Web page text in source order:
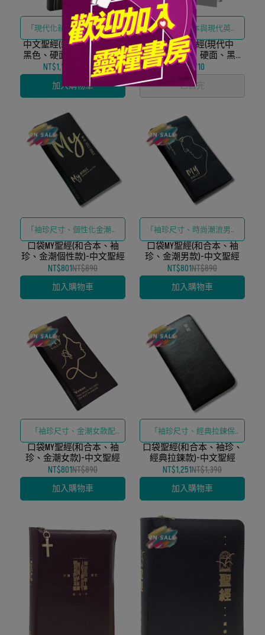
「現代化新譯本翻譯、大型
易讀字體、經典耐用硬面設
中文聖經(新譯本、大型、
黑色、硬面、精裝、白邊)
NT$1,125
NT$1,250
加入購物車
「現代中文譯本與現代英文
譯本 (TEV) 對照、中型易攜尺
寸、經典黑色硬面」
中英對照聖經(現代中
文/TEV、中型、硬面、黑色
硬面白邊)
NT$710
已售完
「袖珍尺寸、個性化金潮設
計、和合本經文」
口袋MY聖經(和合本、袖
珍、金潮個性款)-中文聖經
NT$801NT$890
加入購物車
「袖珍尺寸、時尚潮流男士
配色、和合本經文」
口袋MY聖經(和合本、袖
珍、金潮男款)-中文聖經
NT$801NT$890
加入購物車
「袖珍尺寸、金潮女款配
色、和合本經文」
口袋MY聖經(和合本、袖
珍、金潮女款)-中文聖經
NT$801NT$890
加入購物車
「袖珍尺寸、經典拉鍊保
護、和合本經文」
口袋聖經(和合本、袖珍、
經典拉鍊款)-中文聖經
NT$1,251NT$1,390
加入購物車